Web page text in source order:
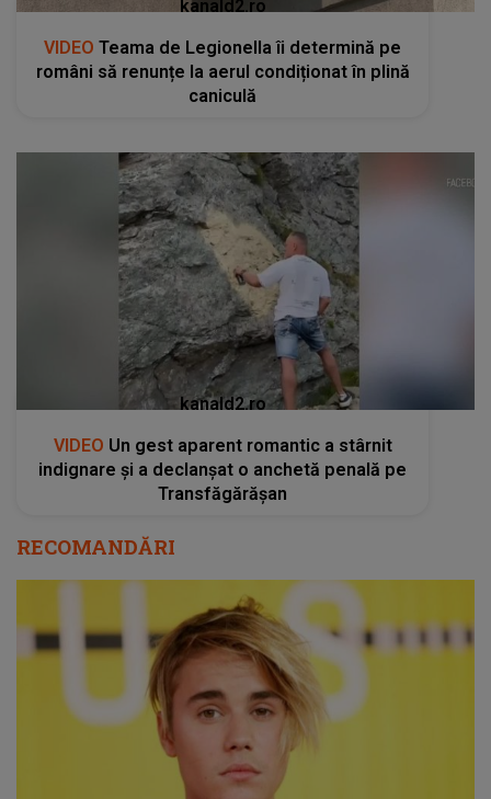
kanald2.ro
VIDEO Teama de Legionella îi determină pe
români să renunțe la aerul condiționat în plină
caniculă
kanald2.ro
VIDEO Un gest aparent romantic a stârnit
indignare și a declanșat o anchetă penală pe
Transfăgărășan
RECOMANDĂRI